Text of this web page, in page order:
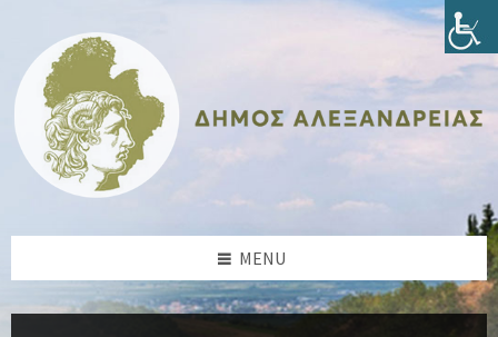
content
sidebar
sidebar
footer
MENU